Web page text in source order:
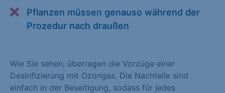
Pflanzen müssen genauso während der
Prozedur nach draußen
Wie Sie sehen, überragen die Vorzüge einer
Desinfizierung mit Ozongas. Die Nachteile sind
einfach in der Beseitigung, sodass für jedes
dies, indem sie Besucher über Websites hinweg verfolgen.
Inhalte von Videoplattformen und Social-Media-Plattformen
werden standardmäßig blockiert. Wenn Cookies von externen